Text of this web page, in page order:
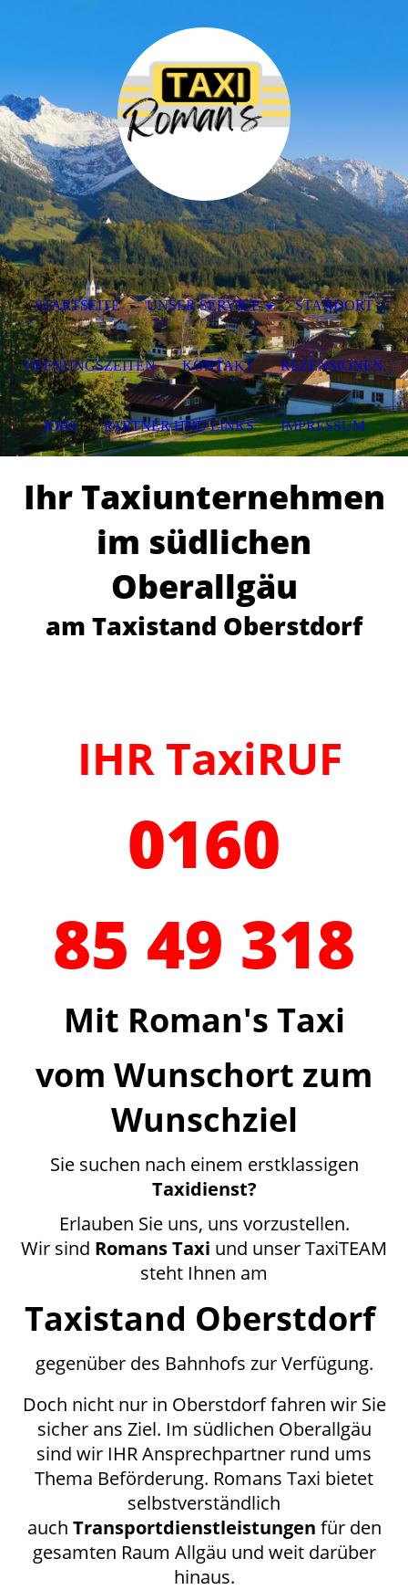
Ihr Taxiunternehmen
im südlichen
Oberallgäu
am Taxistand Oberstdorf
IHR TaxiRUF
0160
85 49 318
Mit Roman's Taxi
vom Wunschort zum
Wunschziel
Sie suchen nach einem erstklassigen
Taxidienst?
Erlauben Sie uns, uns vorzustellen.
Wir sind Romans Taxi und unser TaxiTEAM
steht Ihnen am
Taxistand Oberstdorf
gegenüber des Bahnhofs zur Verfügung.
Doch nicht nur in Oberstdorf fahren wir Sie
sicher ans Ziel. Im südlichen Oberallgäu
sind wir IHR Ansprechpartner rund ums
Thema Beförderung. Romans Taxi bietet
selbstverständlich
auch Transportdienstleistungen für den
gesamten Raum Allgäu und weit darüber
hinaus.
STARTSEITE UNSER SERVICE STANDORT
ÖFFNUNGSZEITEN KONTAKT REZENSIONEN
JOBS PARTNER UND LINKS IMPRESSUM